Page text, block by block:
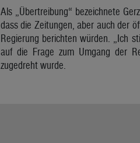
Als „Übertreibung“ bezeichnete
dass die Zeitungen, aber auch der
Regierung berichten würden. „Ich
auf die Frage zum Umgang der
zugedreht wurde.